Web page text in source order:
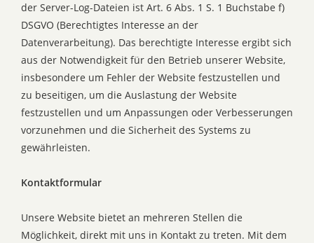
der Server-Log-Dateien ist Art. 6 Abs. 1 S. 1 Buchstabe f)
DSGVO (Berechtigtes Interesse an der
Datenverarbeitung). Das berechtigte Interesse ergibt sich
aus der Notwendigkeit für den Betrieb unserer Website,
insbesondere um Fehler der Website festzustellen und
zu beseitigen, um die Auslastung der Website
festzustellen und um Anpassungen oder Verbesserungen
vorzunehmen und die Sicherheit des Systems zu
gewährleisten.
Kontaktformular
Unsere Website bietet an mehreren Stellen die
Möglichkeit, direkt mit uns in Kontakt zu treten. Mit dem